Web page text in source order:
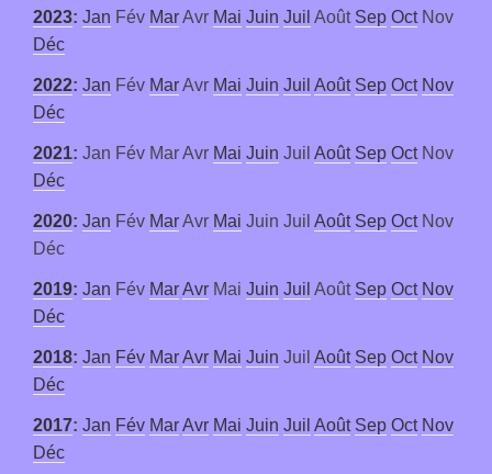
2023: Jan Fév MarAvr Mai Juin Juil Août Sep Oct Nov
Déc
2022: Jan Fév MarAvr Mai Juin Juil Août Sep Oct Nov
Déc
2021: Jan Fév MarAvr Mai Juin Juil Août Sep Oct Nov
Déc
2020: Jan Fév MarAvr Mai Juin Juil Août Sep Oct Nov
Déc
2019: Jan Fév MarAvr Mai Juin Juil Août Sep Oct Nov
Déc
2018: Jan Fév MarAvr Mai Juin Juil Août Sep Oct Nov
Déc
2017: Jan Fév MarAvr Mai Juin Juil Août Sep Oct Nov
Déc